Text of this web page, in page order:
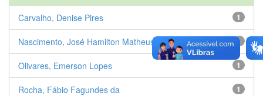
1
Carvalho, Denise Pires
1
Nascimento, José Hamilton Matheus
1
Olivares, Emerson Lopes
1
Rocha, Fábio Fagundes da